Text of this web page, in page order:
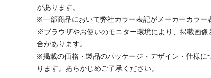
があります。
※一部商品において弊社カラー表記がメーカーカラー
※ブラウザやお使いのモニター環境により、掲載画
合があります。
※掲載の価格・製品のパッケージ・デザイン・仕様に
ります。あらかじめご了承ください。